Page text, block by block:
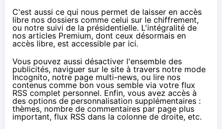
C'est aussi ce qui nous permet de laisser en accès
libre nos dossiers comme celui sur le chiffrement,
ou notre suivi de la présidentielle. L'intégralité de
nos articles Premium, dont ceux désormais en
accès libre, est accessible par ici.
Vous pouvez aussi désactiver l'ensemble des
publicités, naviguer sur le site à travers notre mode
Incognito, notre page multi-news, ou lire nos
contenus comme bon vous semble via votre flux
RSS complet personnel. Enfin, vous avez accès à
des options de personnalisation supplémentaires :
thèmes, nombre de commentaires par page plus
important, flux RSS dans la colonne de droite, etc.